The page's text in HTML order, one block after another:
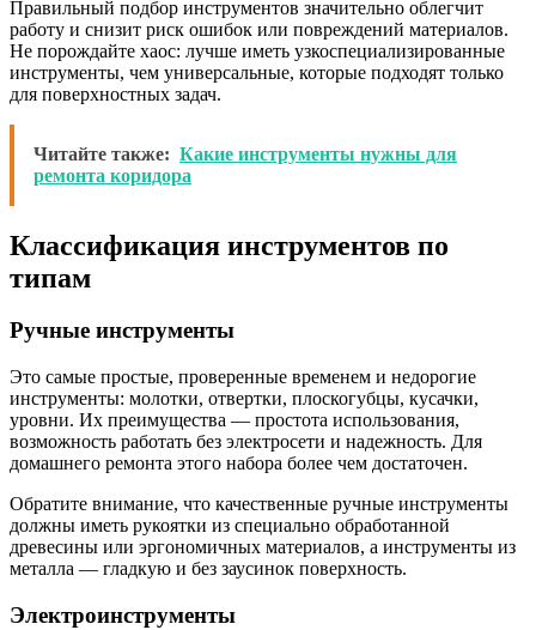
Правильный подбор инструментов значительно облегчит
работу и снизит риск ошибок или повреждений материалов.
Не порождайте хаос: лучше иметь узкоспециализированные
инструменты, чем универсальные, которые подходят только
для поверхностных задач.
Читайте также: Какие инструменты нужны для
ремонта коридора
Классификация инструментов по
типам
Ручные инструменты
Это самые простые, проверенные временем и недорогие
инструменты: молотки, отвертки, плоскогубцы, кусачки,
уровни. Их преимущества — простота использования,
возможность работать без электросети и надежность. Для
домашнего ремонта этого набора более чем достаточен.
Обратите внимание, что качественные ручные инструменты
должны иметь рукоятки из специально обработанной
древесины или эргономичных материалов, а инструменты из
металла — гладкую и без заусинок поверхность.
Электроинструменты